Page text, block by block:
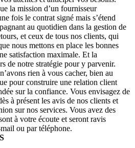
la mission d’un fournisseur
fois le contrat signé mais s’étend
au quotidien dans la gestion de
et ceux de tous nos clients, qui
nous mettons en place les bonnes
satisfaction maximale. Et la
de notre stratégie pour y parvenir.
rien à vous cacher, bien au
pour construire une relation client
sur la confiance. Vous envisagez de
à présent les avis de nos clients et
sur nos services. Vous avez des
à votre écoute et seront ravis
ou par téléphone.